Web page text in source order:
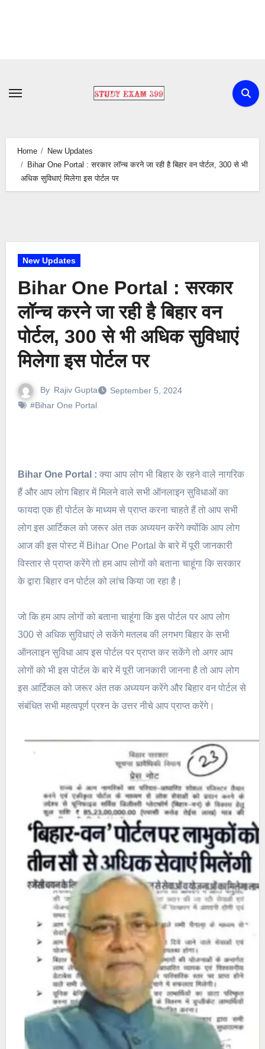
content
Home
New Updates
Bihar One Portal : सरकार लॉन्च करने जा रही है बिहार वन पोर्टल, 300 से भी
अधिक सुविधाएं मिलेगा इस पोर्टल पर
New Updates
Bihar One Portal : सरकार
लॉन्च करने जा रही है बिहार वन
पोर्टल, 300 से भी अधिक सुविधाएं
मिलेगा इस पोर्टल पर
By Rajiv Gupta
September 5, 2024
#Bihar One Portal
Bihar One Portal : क्या आप लोग भी बिहार के रहने वाले नागरिक
हैं और आप लोग बिहार में मिलने वाले सभी ऑनलाइन सुविधाओं का
फायदा एक ही पोर्टल के माध्यम से प्राप्त करना चाहते हैं तो आप सभी
लोग इस आर्टिकल को जरूर अंत तक अध्ययन करेंगे क्योंकि आप लोग
आज की इस पोस्ट में Bihar One Portal के बारे में पूरी जानकारी
विस्तार से प्राप्त करेंगे तो हम आप लोगों को बताना चाहूंगा कि सरकार
के द्वारा बिहार वन पोर्टल को लांच किया जा रहा है।
जो कि हम आप लोगों को बताना चाहूंगा कि इस पोर्टल पर आप लोग
300 से अधिक सुविधाएं ले सकेंगे मतलब की लगभग बिहार के सभी
ऑनलाइन सुविधा आप इस पोर्टल पर प्राप्त कर सकेंगे तो अगर आप
लोगों को भी इस पोर्टल के बारे में पूरी जानकारी जानना है तो आप लोग
इस आर्टिकल को जरूर अंत तक अध्ययन करेंगे और बिहार वन पोर्टल से
संबंधित सभी महत्वपूर्ण प्रश्न के उत्तर नीचे आप प्राप्त करेंगे।